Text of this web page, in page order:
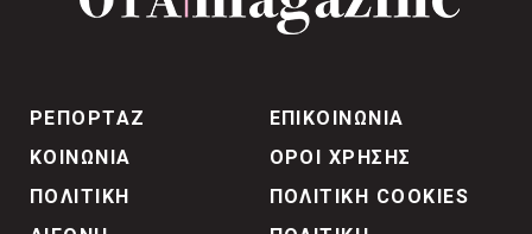
ΡΕΠΟΡΤΑΖ
ΚΟΙΝΩΝΙΑ
ΠΟΛΙΤΙΚΗ
ΕΠΙΚΟΙΝΩΝΙΑ
ΟΡΟΙ ΧΡΗΣΗΣ
ΠΟΛΙΤΙΚΗ COOKIES